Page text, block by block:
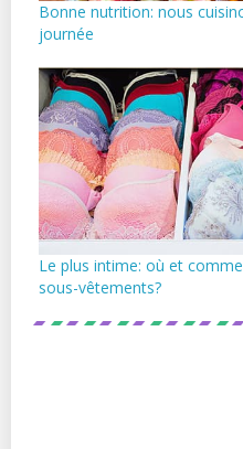
Bonne nutrition: nous
journée
Le plus intime: où et
sous-vêtements?